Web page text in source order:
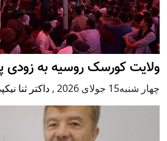
ولایت کورسک روسیه به
چهار شنبه15 جولای 2026 , داکتر ثنا